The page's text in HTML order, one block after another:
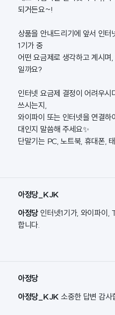
되거든요~!
상품을 안내드리기에 앞서 인
1기가 중
어떤 요금제로 생각하고 계시
일까요?
인터넷 요금제 결정이 어려우
쓰시는지,
와이파이 또는 인터넷을 연결
대인지 말씀해 주세요✨
단말기는 PC, 노트북, 휴대폰,
아정당_KJK
아정당 인터넷1기가, 와이파이,
합니다.
아정당
아정당_KJK 소중한 답변 감사